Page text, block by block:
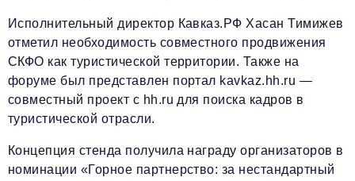
info@business-magazine.online
Отдел рекламы
reklama@business-magazine.online
Отдел распространения/редакционная подписка
podpiska@business-magazine.online
Отдел по работе с партнерами
partner@business-magazine.online
Исполнительный директор Кавказ.РФ Хасан Тимижев
отметил необходимость совместного продвижения
СКФО как туристической территории. Также на
форуме был представлен портал kavkaz.hh.ru —
совместный проект с hh.ru для поиска кадров в
туристической отрасли.
Концепция стенда получила награду организаторов в
номинации «Горное партнерство: за нестандартный